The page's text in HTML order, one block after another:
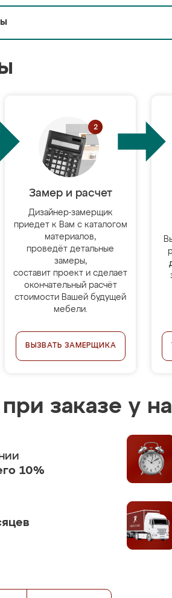
Замер и расчет
Дизайнер-замерщик
приедет к Вам с каталогом
материалов,
проведёт детальные
замеры,
составит проект и сделает
окончательный расчёт
стоимости Вашей будущей
мебели.
ВЫЗВАТЬ ЗАМЕРЩИКА
заказе у
10%